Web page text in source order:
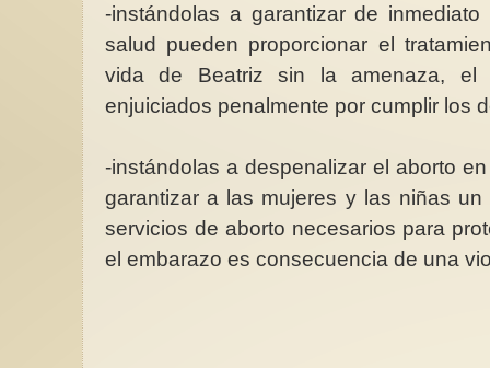
-instándolas a garantizar de
salud pueden proporcionar el
vida de Beatriz sin la amenaza,
enjuiciados penalmente por cumplir los
-instándolas a despenalizar el aborto
garantizar a las mujeres y las niñas
servicios de aborto necesarios para
el embarazo es consecuencia de una